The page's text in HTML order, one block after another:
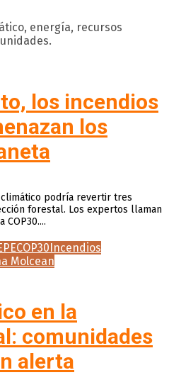
energía, recursos
los incendios
los
climático podría revertir tres
forestal. Los expertos llaman
COP30 Incendios
Molcean
en la
comunidades
alerta